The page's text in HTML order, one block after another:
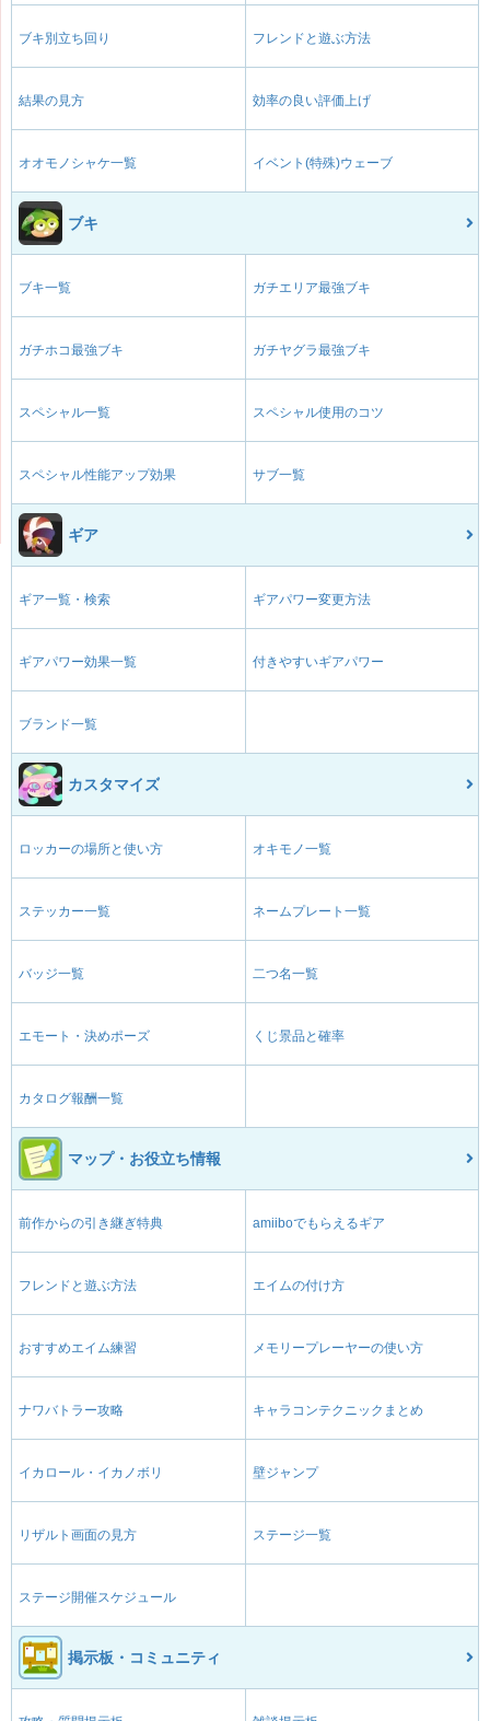
ブキ別立ち回り フレンドと遊ぶ方法
結果の見方 効率の良い評価上げ
オオモノシャケ一覧 イベント(特殊)ウェーブ
ブキ
ブキ一覧 ガチエリア最強ブキ
ガチホコ最強ブキ ガチヤグラ最強ブキ
スペシャル一覧 スペシャル使用のコツ
スペシャル性能アップ効果 サブ一覧
ギア
ギア一覧・検索 ギアパワー変更方法
ギアパワー効果一覧 付きやすいギアパワー
ブランド一覧
カスタマイズ
ロッカーの場所と使い方 オキモノ一覧
ステッカー一覧 ネームプレート一覧
バッジ一覧 二つ名一覧
エモート・決めポーズ くじ景品と確率
カタログ報酬一覧
マップ・お役立ち情報
前作からの引き継ぎ特典 amiiboでもらえるギア
フレンドと遊ぶ方法 エイムの付け方
おすすめエイム練習 メモリープレーヤーの使い方
ナワバトラー攻略 キャラコンテクニックまとめ
イカロール・イカノボリ 壁ジャンプ
リザルト画面の見方 ステージ一覧
ステージ開催スケジュール
掲示板・コミュニティ